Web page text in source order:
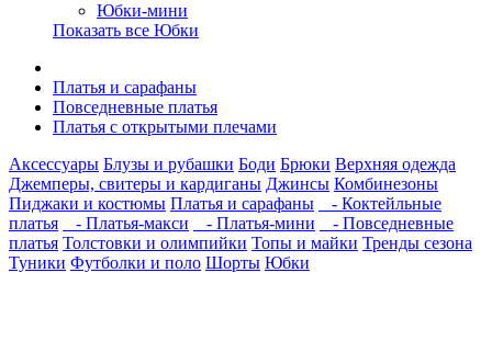
Юбки-мини
Показать все Юбки
Платья и сарафаны
Повседневные платья
Платья с открытыми плечами
Аксессуары Блузы и рубашки Боди Брюки Верхняя одежда
Джемперы, свитеры и кардиганы Джинсы Комбинезоны
Пиджаки и костюмы Платья и сарафаны
- Коктейльные
платья
- Платья-макси - Платья-мини
- Повседневные
платья Толстовки и олимпийки Топы и майки Тренды сезона
Туники Футболки и поло Шорты Юбки